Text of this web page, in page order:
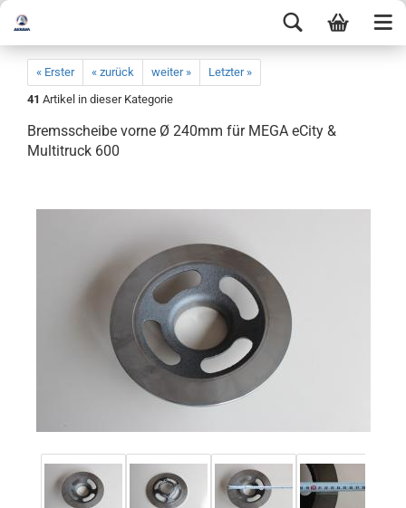
« Erster « zurück weiter »
Letzter »
41 Artikel in dieser Kategorie
Bremsscheibe vorne Ø 240mm für MEGA eCity &
Multitruck 600